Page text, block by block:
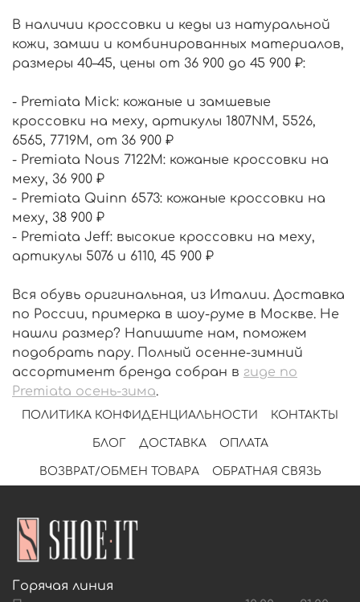
В наличии кроссовки и кеды из натуральной
кожи, замши и комбинированных материалов,
размеры 40–45, цены от 36 900 до 45 900 ₽:
- Premiata Mick: кожаные и замшевые
кроссовки на меху, артикулы 1807NM, 5526,
6565, 7719М, от 36 900 ₽
- Premiata Nous 7122М: кожаные кроссовки на
меху, 36 900 ₽
- Premiata Quinn 6573: кожаные кроссовки на
меху, 38 900 ₽
- Premiata Jeff: высокие кроссовки на меху,
артикулы 5076 и 6110, 45 900 ₽
Вся обувь оригинальная, из Италии. Доставка
по России, примерка в шоу-руме в Москве. Не
нашли размер? Напишите нам, поможем
подобрать пару. Полный осенне-зимний
ассортимент бренда собран в гиде по
Premiata осень-зима.
ПОЛИТИКА КОНФИДЕНЦИАЛЬНОСТИ КОНТАКТЫ
БЛОГ ДОСТАВКА ОПЛАТА
ВОЗВРАТ/ОБМЕН ТОВАРА ОБРАТНАЯ СВЯЗЬ
Горячая линия